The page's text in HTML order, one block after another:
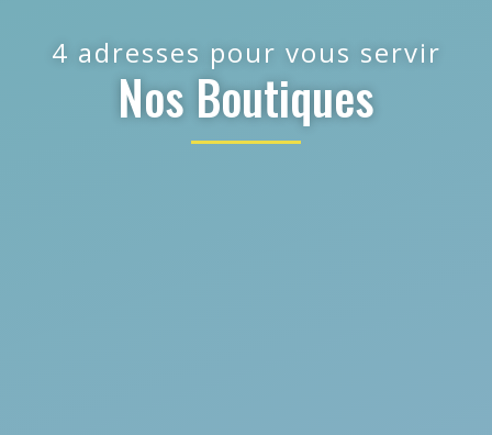
4 adresses pour vous servir
Nos Boutiques